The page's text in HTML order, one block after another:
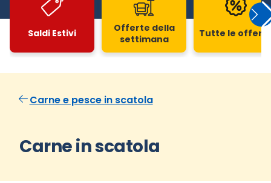
Saldi Estivi
Offerte della
settimana
Tutte le
Carne e pesce in scatola
Carne in scatola